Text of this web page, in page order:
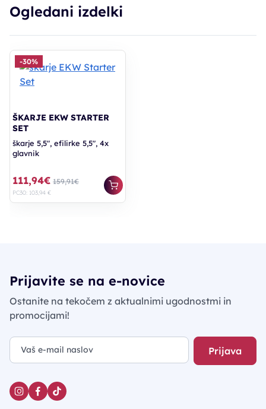
Ogledani izdelki
-30%
ŠKARJE EKW STARTER
SET
škarje 5,5", efilirke 5,5", 4x
glavnik
111,94€ 159,91€
PC30: 103,94 €
Prijavite se na e-novice
Ostanite na tekočem z aktualnimi ugodnostmi in
promocijami!
Prijava